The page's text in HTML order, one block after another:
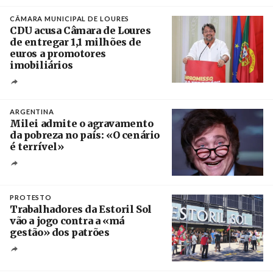
CÂMARA MUNICIPAL DE LOURES
CDU acusa Câmara de Loures
de entregar 1,1 milhões de
euros a promotores
imobiliários
ARGENTINA
Milei admite o agravamento
da pobreza no país: «O cenário
é terrível»
PROTESTO
Trabalhadores da Estoril Sol
vão a jogo contra a «má
gestão» dos patrões